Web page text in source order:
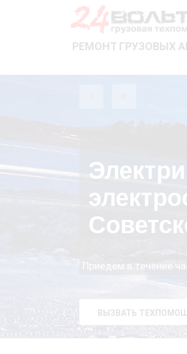
РЕМОНТ ГРУЗОВЫХ
Приедем в течение
ВЫЗВАТЬ